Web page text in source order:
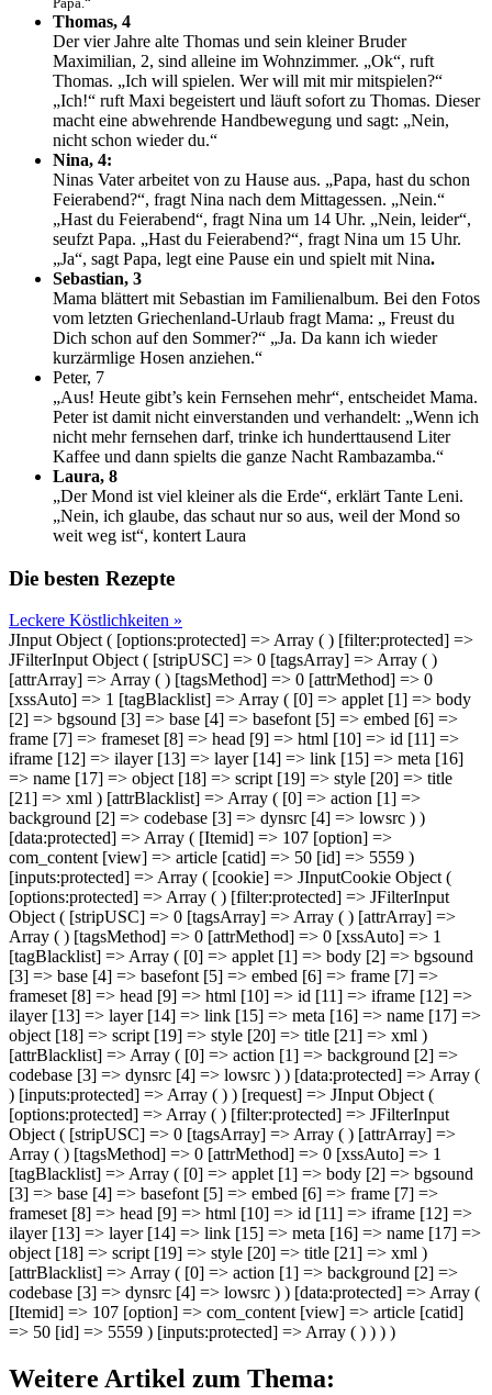
Thomas, 4
Der vier Jahre alte Thomas und sein kleiner Bruder
Maximilian, 2, sind alleine im Wohnzimmer. „Ok“, ruft
Thomas. „Ich will spielen. Wer will mit mir mitspielen?“
„Ich!“ ruft Maxi begeistert und läuft sofort zu Thomas. Dieser
macht eine abwehrende Handbewegung und sagt: „Nein,
nicht schon wieder du.“
Nina, 4:
Ninas Vater arbeitet von zu Hause aus. „Papa, hast du schon
Feierabend?“, fragt Nina nach dem Mittagessen. „Nein.“
„Hast du Feierabend“, fragt Nina um 14 Uhr. „Nein, leider“,
seufzt Papa. „Hast du Feierabend?“, fragt Nina um 15 Uhr.
„Ja“, sagt Papa, legt eine Pause ein und spielt mit Nina.
Sebastian, 3
Mama blättert mit Sebastian im Familienalbum. Bei den Fotos
vom letzten Griechenland-Urlaub fragt Mama: „ Freust du
Dich schon auf den Sommer?“ „Ja. Da kann ich wieder
kurzärmlige Hosen anziehen.“
Peter, 7
„Aus! Heute gibt’s kein Fernsehen mehr“, entscheidet Mama.
Peter ist damit nicht einverstanden und verhandelt: „Wenn ich
nicht mehr fernsehen darf, trinke ich hunderttausend Liter
Kaffee und dann spielts die ganze Nacht Rambazamba.“
Laura, 8
„Der Mond ist viel kleiner als die Erde“, erklärt Tante Leni.
„Nein, ich glaube, das schaut nur so aus, weil der Mond so
weit weg ist“, kontert Laura
Die besten Rezepte
Leckere Köstlichkeiten »
JInput Object ( [options:protected] => Array ( ) [filter:protected] =>
JFilterInput Object ( [stripUSC] => 0 [tagsArray] => Array ( )
[attrArray] => Array ( ) [tagsMethod] => 0 [attrMethod] => 0
[xssAuto] => 1 [tagBlacklist] => Array ( [0] => applet [1] => body
[2] => bgsound [3] => base [4] => basefont [5] => embed [6] =>
frame [7] => frameset [8] => head [9] => html [10] => id [11] =>
iframe [12] => ilayer [13] => layer [14] => link [15] => meta [16]
=> name [17] => object [18] => script [19] => style [20] => title
[21] => xml ) [attrBlacklist] => Array ( [0] => action [1] =>
background [2] => codebase [3] => dynsrc [4] => lowsrc ) )
[data:protected] => Array ( [Itemid] => 107 [option] =>
com_content [view] => article [catid] => 50 [id] => 5559 )
[inputs:protected] => Array ( [cookie] => JInputCookie Object (
[options:protected] => Array ( ) [filter:protected] => JFilterInput
Object ( [stripUSC] => 0 [tagsArray] => Array ( ) [attrArray] =>
Array ( ) [tagsMethod] => 0 [attrMethod] => 0 [xssAuto] => 1
[tagBlacklist] => Array ( [0] => applet [1] => body [2] => bgsound
[3] => base [4] => basefont [5] => embed [6] => frame [7] =>
frameset [8] => head [9] => html [10] => id [11] => iframe [12] =>
ilayer [13] => layer [14] => link [15] => meta [16] => name [17] =>
object [18] => script [19] => style [20] => title [21] => xml )
[attrBlacklist] => Array ( [0] => action [1] => background [2] =>
codebase [3] => dynsrc [4] => lowsrc ) ) [data:protected] => Array (
) [inputs:protected] => Array ( ) ) [request] => JInput Object (
[options:protected] => Array ( ) [filter:protected] => JFilterInput
Object ( [stripUSC] => 0 [tagsArray] => Array ( ) [attrArray] =>
Array ( ) [tagsMethod] => 0 [attrMethod] => 0 [xssAuto] => 1
[tagBlacklist] => Array ( [0] => applet [1] => body [2] => bgsound
[3] => base [4] => basefont [5] => embed [6] => frame [7] =>
frameset [8] => head [9] => html [10] => id [11] => iframe [12] =>
ilayer [13] => layer [14] => link [15] => meta [16] => name [17] =>
object [18] => script [19] => style [20] => title [21] => xml )
[attrBlacklist] => Array ( [0] => action [1] => background [2] =>
codebase [3] => dynsrc [4] => lowsrc ) ) [data:protected] => Array (
[Itemid] => 107 [option] => com_content [view] => article [catid]
=> 50 [id] => 5559 ) [inputs:protected] => Array ( ) ) ) )
Weitere Artikel zum Thema: